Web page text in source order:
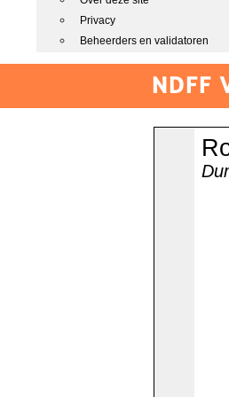
Privacy
Beheerders en validatoren
NDFF